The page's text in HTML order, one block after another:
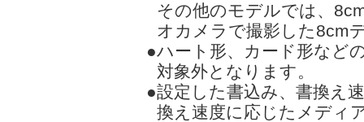
その他のモデルでは、
オカメラで撮影した8cm
●ハート形、カード形など
対象外となります。
●設定した書込み、書換え
換え速度に応じたメディ